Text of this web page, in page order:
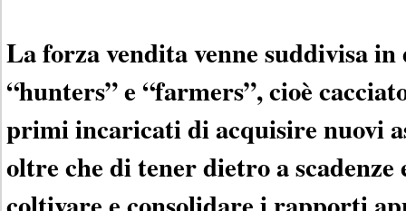
La forza vendita venne suddivisa
“hunters” e “farmers”, cioè
primi incaricati di acquisire nuovi
oltre che di tener dietro a scadenze